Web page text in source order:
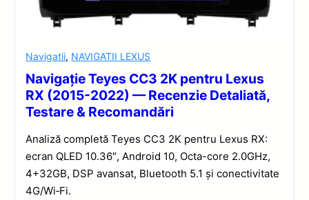
Navigatii, NAVIGATII LEXUS
Navigație Teyes CC3 2K pentru Lexus
RX (2015-2022) — Recenzie Detaliată,
Testare & Recomandări
Analiză completă Teyes CC3 2K pentru Lexus RX:
ecran QLED 10.36″, Android 10, Octa-core 2.0GHz,
4+32GB, DSP avansat, Bluetooth 5.1 și conectivitate
4G/Wi‑Fi.